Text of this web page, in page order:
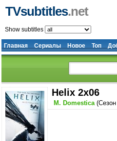
TVsubtitles.net
Главная Сериалы Новое Топ
Show subtitles
Helix 2x06
M. Domestica(Сезон